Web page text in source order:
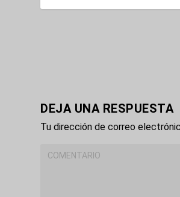
DEJA UNA RESPUESTA
Tu dirección de correo